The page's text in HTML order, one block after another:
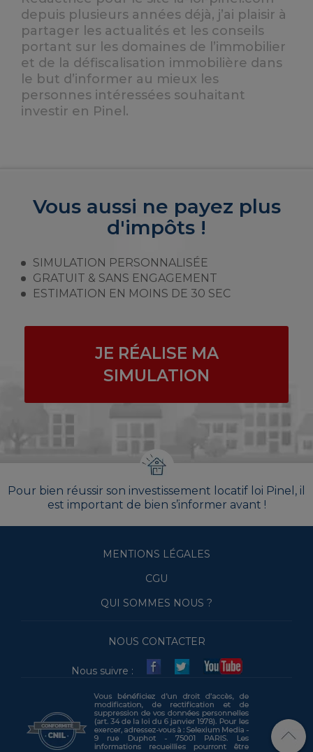
depuis plusieurs années déjà, j’ai plaisir à
partager les actualités et les conseils
portant sur les domaines de l’immobilier
et de la défiscalisation immobilière dans
le but d’informer au mieux les
personnes intéressées souhaitant
investir en Pinel.
Vous aussi ne payez plus
d'impôts !
SIMULATION PERSONNALISÉE
GRATUIT & SANS ENGAGEMENT
ESTIMATION EN MOINS DE 30 SEC
JE RÉALISE MA
SIMULATION
Pour bien réussir son investissement locatif loi Pinel, il
est important de bien s’informer avant !
MENTIONS LÉGALES
CGU
QUI SOMMES NOUS ?
NOUS CONTACTER
Nous suivre :